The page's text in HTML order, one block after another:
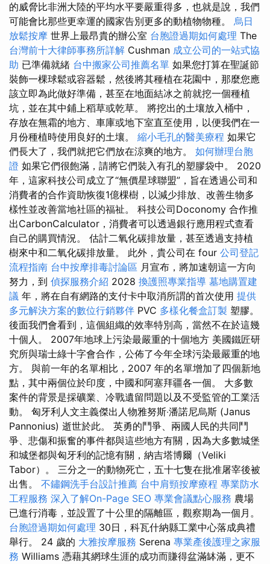
的威脅比非洲大陸的平均水平要嚴重得多，也就是說，我們
可能會比那些更幸運的國家告別更多的動植物物種。 烏日
放鬆按摩 世界上最昂貴的辦公室 台胞證過期如何處理 The
台灣前十大律師事務所詳解 Cushman 成立公司的一站式協
助 已準​​備就緒 台中搬家公司推薦名單 如果您打算在聖誕節
裝飾一棵球鬆或容器鬆，然後將其種植在花園中，那麼您應
該立即為此做好準備，甚至在地面結冰之前就挖一個種植
坑，並在其中鋪上稻草或乾草。 將挖出的土壤放入桶中，
存放在無霜的地方、車庫或地下室直至使用，以便我們在一
月份種植時使用良好的土壤。 縮小毛孔的醫美療程 如果它
們長大了，我們就把它們放在涼爽的地方。 如何辦理台胞
證 如果它們很飽滿，請將它們裝入有孔的塑膠袋中。 2020
年，這家科技公司成立了“無價星球聯盟”，旨在透過公司和
消費者的合作資助恢復1億棵樹，以減少排放、改善生物多
樣性並改善當地社區的福祉。 科技公司Doconomy 合作推
出CarbonCalculator，消費者可以透過銀行應用程式查看
自己的購買情況。 估計二氧化碳排放量，甚至透過支持植
樹來中和二氧化碳排放量。 此外，貴公司在 four 公司登記
流程指南 台中按摩排毒討論區 月宣布，將加速朝這一方向
努力，到 偵探服務介紹 2028 換護照專業指導 墓地購置建
議 年，將在自有網路的支付卡中取消所謂的首次使用 提供
多元解決方案的數位行銷夥伴 PVC 多樣化餐盒訂製 塑膠。
後面我們會看到，這個組織的效率特別高，當然不在於這幾
十個人。 2007年地球上污染最嚴重的十個地方 美國鐵匠研
究所與瑞士綠十字會合作，公佈了今年全球污染最嚴重的地
方。 與前一年的名單相比，2007 年的名單增加了四個新地
點，其中兩個位於印度，中國和阿塞拜疆各一個。 大多數
案件的背景是採礦業、冷戰遺留問題以及不受監管的工業活
動。 匈牙利人文主義傑出人物雅努斯‧潘諾尼烏斯 (Janus
Pannonius) 逝世於此。 英勇的鬥爭、兩國人民的共同鬥
爭、悲傷和振奮的事件都與這些地方有關，因為大多數城堡
和城堡都與匈牙利的記憶有關，納吉塔博爾（Veliki
Tabor）。 三分之一的動物死亡，五十七隻在批准屠宰後被
出售。 不鏽鋼洗手台設計推薦 台中肩頸按摩療程 專業防水
工程服務 深入了解On-Page SEO 專業會議點心服務 農場
已進行消毒，並設置了十公里的隔離區，觀察期為一個月。
台胞證過期如何處理 30日，科瓦什納縣工業中心落成典禮
舉行。 24 歲的 大雅按摩服務 Serena 專業產後護理之家服
務 Williams 憑藉其網球生涯的成功而賺得盆滿缽滿，更不